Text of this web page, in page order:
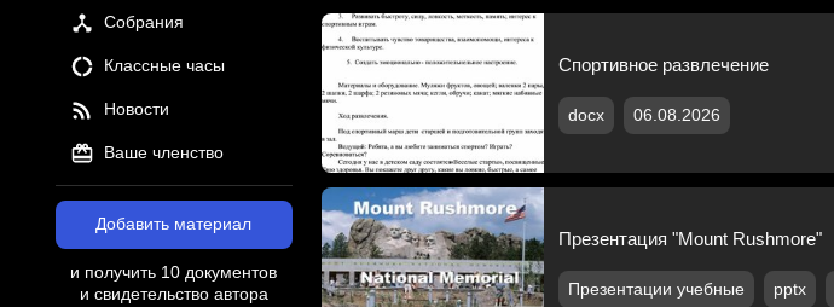
Собрания
Классные часы
Новости
Ваше членство
Добавить материал
и получить 10 документов
и свидетельство автора
Спортивное развлечение
docx 06.08.2026
Презентация "Mount Rushmore"
Презентации учебные pptx